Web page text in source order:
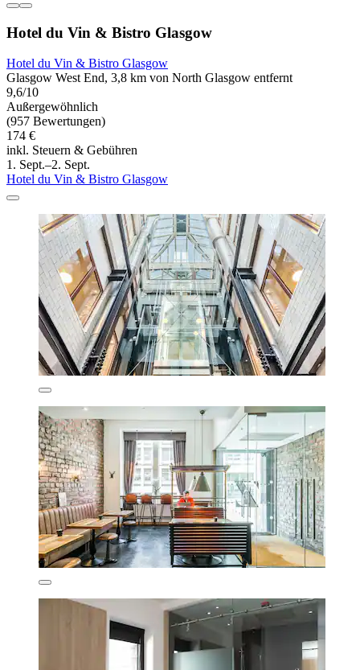
Hotel du Vin & Bistro Glasgow
Hotel du Vin & Bistro Glasgow
Glasgow West End, 3,8 km von North Glasgow entfernt
9,6/10
Außergewöhnlich
(957 Bewertungen)
174 €
inkl. Steuern & Gebühren
1. Sept.–2. Sept.
Hotel du Vin & Bistro Glasgow